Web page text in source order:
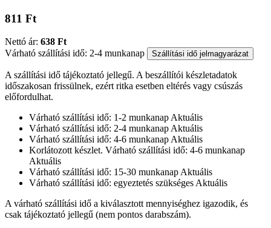
811 Ft
Nettó ár: 638 Ft
Várható szállítási idő: 2-4 munkanap
Szállítási idő jelmagyarázat
A szállítási idő tájékoztató jellegű. A beszállítói készletadatok
időszakosan frissülnek, ezért ritka esetben eltérés vagy csúszás
előfordulhat.
Várható szállítási idő: 1-2 munkanapAktuális
Várható szállítási idő: 2-4 munkanapAktuális
Várható szállítási idő: 4-6 munkanapAktuális
Korlátozott készlet. Várható szállítási idő: 4-6 munkanap
Aktuális
Várható szállítási idő: 15-30 munkanapAktuális
Várható szállítási idő: egyeztetés szükségesAktuális
A várható szállítási idő a kiválasztott mennyiséghez igazodik, és
csak tájékoztató jellegű (nem pontos darabszám).